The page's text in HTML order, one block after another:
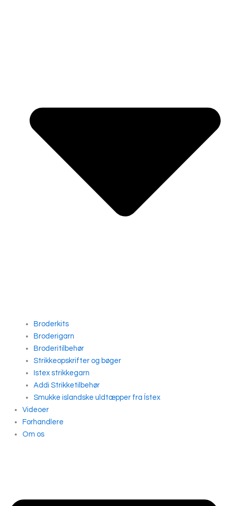
Broderkits
Broderigarn
Broderitilbehør
Strikkeopskrifter og bøger
Istex strikkegarn
Addi Strikketilbehør
Smukke islandske uldtæpper fra Ístex
Videoer
Forhandlere
Om os